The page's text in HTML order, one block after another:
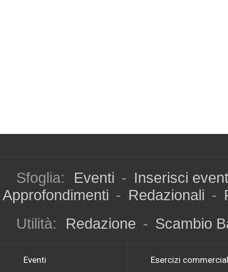
Sfoglia: Eventi - Inserisci
Approfondimenti - Redazionali -
Utilità:
Redazione - Scambio
Eventi Esercizi